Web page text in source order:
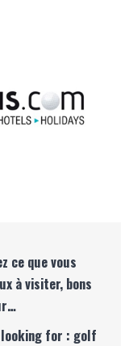
ce que vous
à visiter, bons
looking for : golf